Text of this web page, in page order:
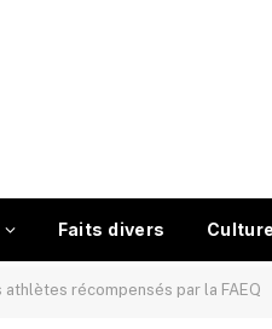
Faits divers Culture
athlètes récompensés par la FAEQ